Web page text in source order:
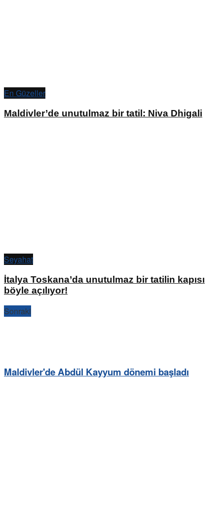
En Güzeller
Maldivler’de unutulmaz bir tatil: Niva Dhigali
Seyahat
İtalya Toskana’da unutulmaz bir tatilin kapısı
böyle açılıyor!
Sonraki
Maldivler'de Abdül Kayyum dönemi başladı